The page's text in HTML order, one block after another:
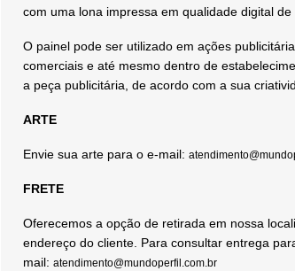
com uma lona impressa em qualidade digital de
O painel pode ser utilizado em ações
comerciais e até mesmo dentro de
a peça publicitária, de acordo com a sua
ARTE
Envie sua arte para o e-mail:
FRETE
Oferecemos a opção de retirada em nossa
endereço do cliente. Para consultar entrega
mail: atendimento@mundoperfil.com.br